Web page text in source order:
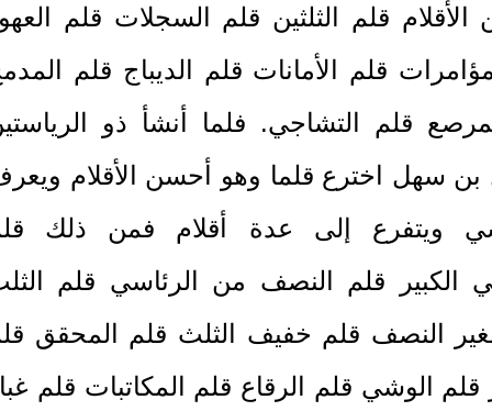
الأقلام قلم الثلثين قلم السجلات قلم
قلم الأمانات قلم الديباج قلم
قلم التشاجي. فلما أنشأ ذو
سهل اخترع قلما وهو أحسن الأقلام
ويتفرع إلى عدة أقلام فمن ذلك
الكبير قلم النصف من الرئاسي قلم
النصف قلم خفيف الثلث قلم المحقق
قلم الوشي قلم الرقاع قلم المكاتبات قلم